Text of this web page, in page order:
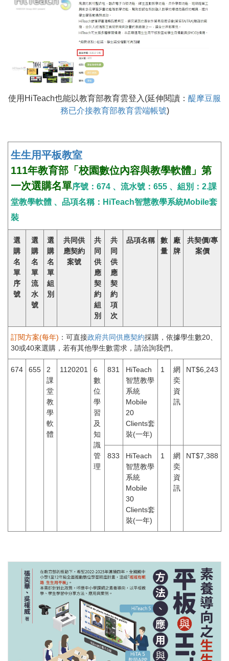
使用HiTeach也能以教育部教育雲登入(延伸閱讀： 醍摩豆服
務已介接教育部教育雲端帳號)
生生用平板教室
111年教育部「校園數位內容與教學軟體」第
一次選購名單序號：674 、流水號：655 、組別：2.課
堂教學軟體 、品項名稱：HiTeach智慧教學系統Mobile套
裝
選
購
名
單
序
號
選
購
名
單
流
水
號
選
購
名
單
組
別
共同供
應契約
案號
共
同
供
應
契
約
組
別
共
同
供
應
契
約
項
次
品項名稱
數
量
廠
牌
共契價/專
案價
訂閱方案(每年) ：可直接政府共同供應契約採購，依據學生數20、
30或40來選購，若有其他學生數需求，請洽詢我們。
674 655
2
課
堂
教
學
軟
體
1120201
6
數
位
學
習
及
知
識
管
理
831
HiTeach
智慧教學
系統
Mobile
20
Clients套
裝(一年)
1
網
奕
資
訊
NT$6,243
833
HiTeach
智慧教學
系統
Mobile
30
Clients套
裝(一年)
1
網
奕
資
訊
NT$7,388